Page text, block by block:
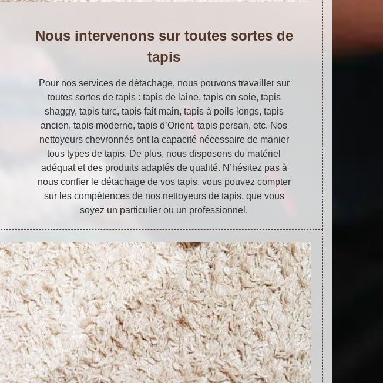
Nous intervenons sur toutes sortes de
tapis
Pour nos services de détachage, nous pouvons travailler sur
toutes sortes de tapis : tapis de laine, tapis en soie, tapis
shaggy, tapis turc, tapis fait main, tapis à poils longs, tapis
ancien, tapis moderne, tapis d’Orient, tapis persan, etc. Nos
nettoyeurs chevronnés ont la capacité nécessaire de manier
tous types de tapis. De plus, nous disposons du matériel
adéquat et des produits adaptés de qualité. N’hésitez pas à
nous confier le détachage de vos tapis, vous pouvez compter
sur les compétences de nos nettoyeurs de tapis, que vous
soyez un particulier ou un professionnel.